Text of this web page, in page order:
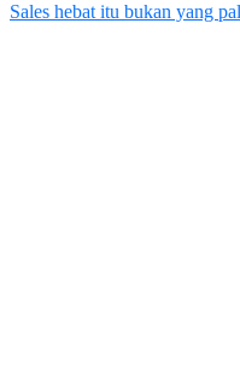
Sales hebat itu bukan yang